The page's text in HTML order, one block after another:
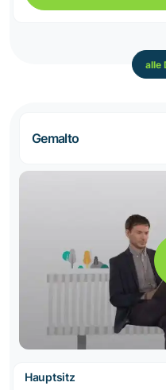
alle
Gemalto
Hauptsitz